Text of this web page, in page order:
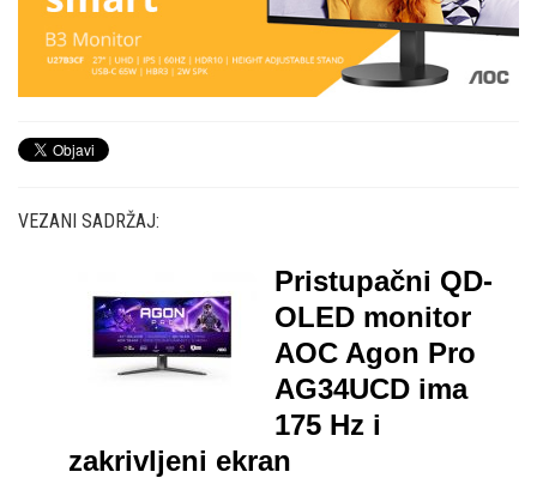
VEZANI SADRŽAJ:
Pristupačni QD-
OLED monitor
AOC Agon Pro
AG34UCD ima
175 Hz i
zakrivljeni ekran